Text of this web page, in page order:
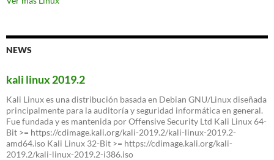
NEWS
kali linux 2019.2
Kali Linux es una distribución basada en Debian GNU/Linux diseñada
principalmente para la auditoría y seguridad informática en general.
Fue fundada y es mantenida por Offensive Security Ltd Kali Linux 64-
Bit >= https://cdimage.kali.org/kali-2019.2/kali-linux-2019.2-
amd64.iso Kali Linux 32-Bit >= https://cdimage.kali.org/kali-
2019.2/kali-linux-2019.2-i386.iso